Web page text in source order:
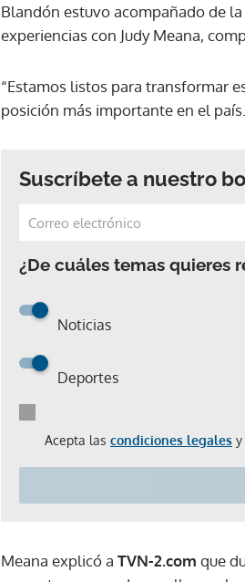
Blandón estuvo acompañado de
experiencias con Judy Meana,
“Estamos listos para transformar
posición más importante en el país.
Suscríbete a nuestro
¿De cuáles temas quieres
Noticias
Deportes
Acepta las condiciones legales y
Meana explicó a TVN-2.com que